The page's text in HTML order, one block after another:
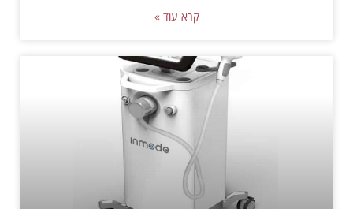
קרא עוד »